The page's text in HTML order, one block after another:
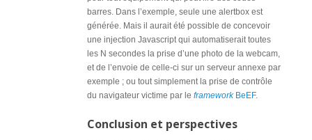
barres. Dans l’exemple, seule une alertbox est
générée. Mais il aurait été possible de concevoir
une injection Javascript qui automatiserait toutes
les N secondes la prise d’une photo de la webcam,
et de l’envoie de celle-ci sur un serveur annexe par
exemple ; ou tout simplement la prise de contrôle
du navigateur victime par le frameworkBeEF.
Conclusion et perspectives